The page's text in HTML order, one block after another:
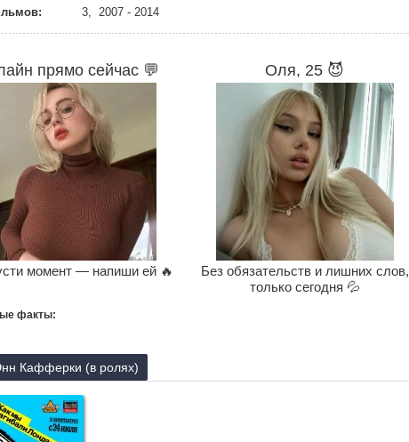
3, 2007 - 2014
прямо сейчас 💬
момент — напиши ей 🔥
Оля, 25 😈
Без обязательств и лишних слов,
только сегодня 💦
факты:
Кафферки (в ролях)